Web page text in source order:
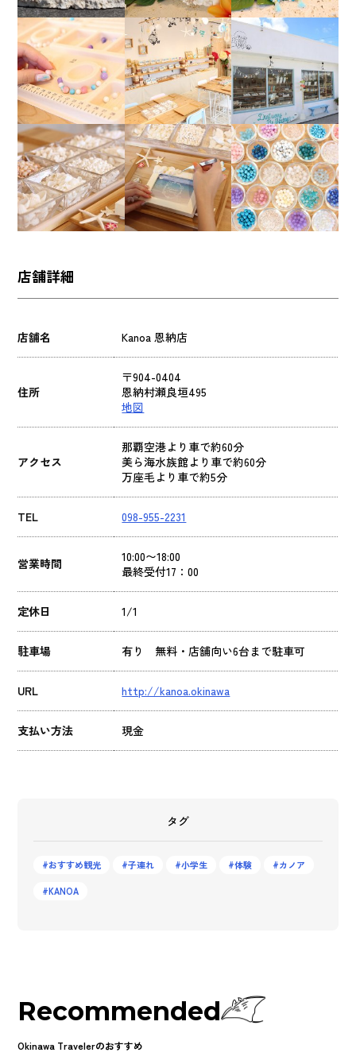
店舗詳細
店舗名 Kanoa 恩納店
住所
〒904-0404
恩納村瀬良垣495
地図
アクセス
那覇空港より車で約60分
美ら海水族館より車で約60分
万座毛より車で約5分
TEL 098-955-2231
営業時間
10:00〜18:00
最終受付17：00
定休日 1/1
駐車場 有り 無料・店舗向い6台まで駐車可
URL http://kanoa.okinawa
支払い方法 現金
タグ
おすすめ観光 子連れ 小学生 体験 カノア
KANOA
Recommended
Okinawa Travelerのおすすめ